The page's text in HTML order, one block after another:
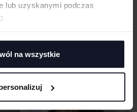
lub uzyskanymi podczas
na wszystkie
netto
BEECHFIELD
Od 18.87 zł netto